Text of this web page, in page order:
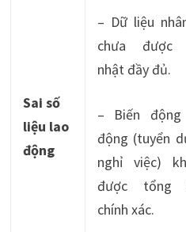
Sai số
liệu lao
động
– Dữ liệu
chưa được
nhật đầy đủ.
– Biến
động (tuyển
nghỉ việc)
được tổng
chính xác.